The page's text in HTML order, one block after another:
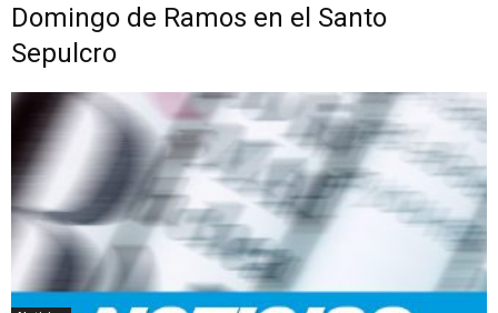
Domingo de Ramos en el Santo
Sepulcro